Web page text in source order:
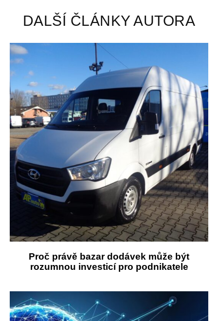
DALŠÍ ČLÁNKY AUTORA
Proč právě bazar dodávek může být
rozumnou investicí pro podnikatele